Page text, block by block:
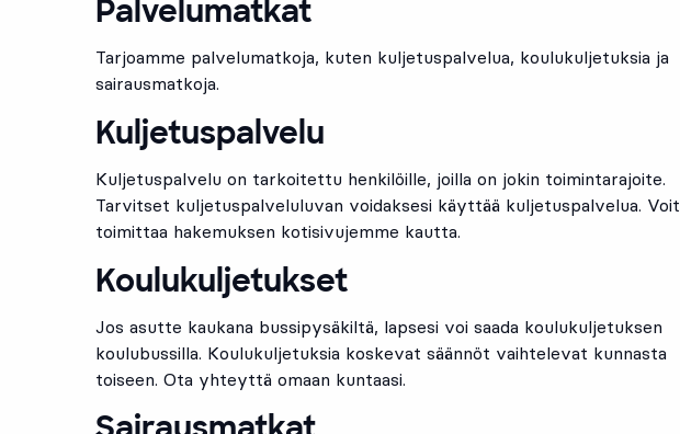
Palvelumatkat
Tarjoamme palvelumatkoja, kuten kuljetuspalvelua, koulukuljetuksia ja
sairausmatkoja.
Kuljetuspalvelu
Kuljetuspalvelu on tarkoitettu henkilöille, joilla on jokin toimintarajoite.
Tarvitset kuljetuspalveluluvan voidaksesi käyttää kuljetuspalvelua. Voit
toimittaa hakemuksen kotisivujemme kautta.
Koulukuljetukset
Jos asutte kaukana bussipysäkiltä, lapsesi voi saada koulukuljetuksen
koulubussilla. Koulukuljetuksia koskevat säännöt vaihtelevat kunnasta
toiseen. Ota yhteyttä omaan kuntaasi.